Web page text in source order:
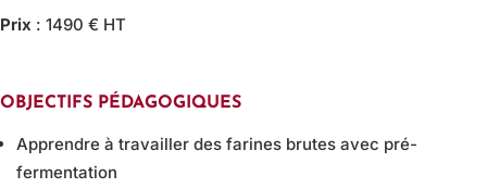
Prix : 1490 € HT
OBJECTIFS PÉDAGOGIQUES
Apprendre à travailler des farines brutes avec pré-
fermentation